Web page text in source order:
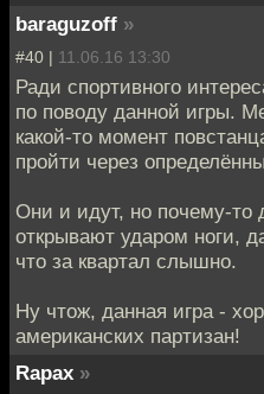
baraguzoff »
#40 | 11.06.16 13:30
Ради спортивного
по поводу данной игры.
какой-то момент
пройти через
Они и идут, но почему-
открывают ударом ноги,
что за квартал слышно.
Ну чтож, данная игра -
американских партизан!
Rapax »